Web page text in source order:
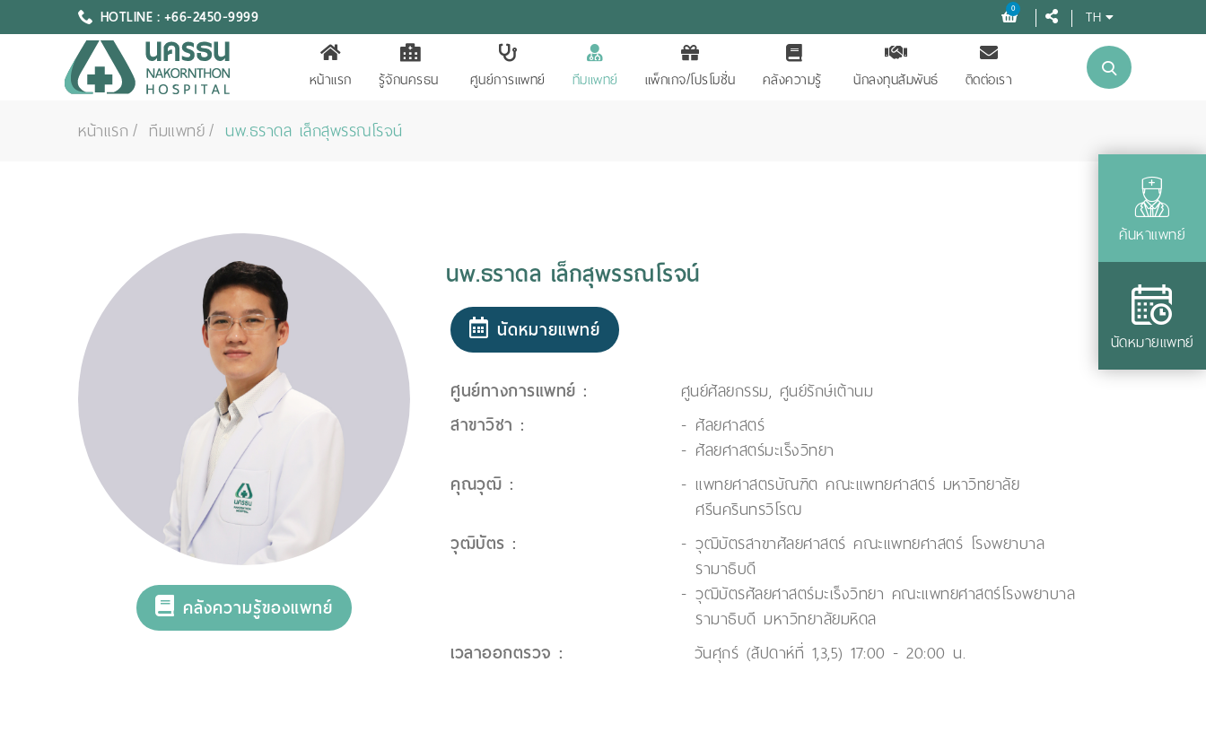
HOTLINE : +66-2450-9999 0 TH
หน้าแรก รู้จักนครธน ศูนย์การแพทย์ ทีมแพทย์ แพ็กเกจ/โปรโมชั่น คลังความรู้ นักลงทุนสัมพันธ์ ติดต่อเรา
ค้นหาแพทย์
นัดหมายแพทย์
หน้าแรก ทีมแพทย์ นพ.ธราดล เล็กสุพรรณโรจน์
คลังความรู้ของแพทย์
นพ.ธราดล เล็กสุพรรณโรจน์
นัดหมายแพทย์
ศูนย์ทางการแพทย์ : ศูนย์ศัลยกรรม, ศูนย์รักษ์เต้านม
สาขาวิชา :
ศัลยศาสตร์
ศัลยศาสตร์มะเร็งวิทยา
คุณวุฒิ :
แพทยศาสตรบัณฑิต คณะแพทยศาสตร์ มหาวิทยาลัย
ศรีนครินทรวิโรฒ
วุฒิบัตร :
วุฒิบัตรสาขาศัลยศาสตร์ คณะแพทยศาสตร์ โรงพยาบาล
รามาธิบดี
วุฒิบัตรศัลยศาสตร์มะเร็งวิทยา คณะแพทยศาสตร์โรงพยาบาล
รามาธิบดี มหาวิทยาลัยมหิดล
เวลาออกตรวจ : วันศุกร์ (สัปดาห์ที่ 1,3,5) 17:00 - 20:00 น.